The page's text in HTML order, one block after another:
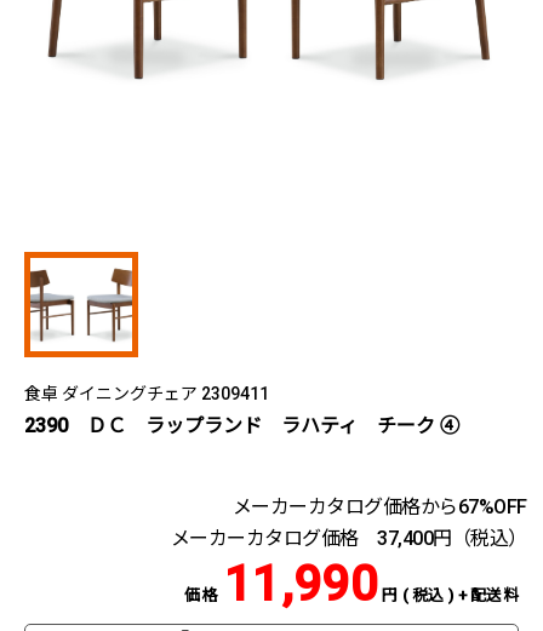
食卓 ダイニングチェア 2309411
2390 ＤＣ ラップランド ラハティ チーク ④
メーカーカタログ価格から67%OFF
メーカーカタログ価格 37,400円（税込）
価格 11,990 円 ( 税込 ) + 配送料